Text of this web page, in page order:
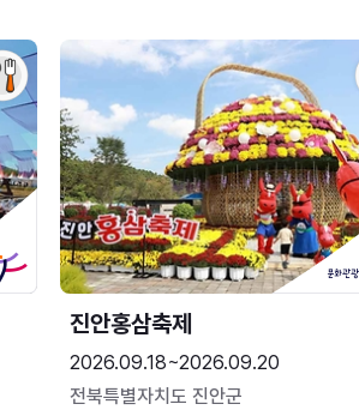
진안홍삼축제
2026.09.18~2026.09.20
전북특별자치도 진안군